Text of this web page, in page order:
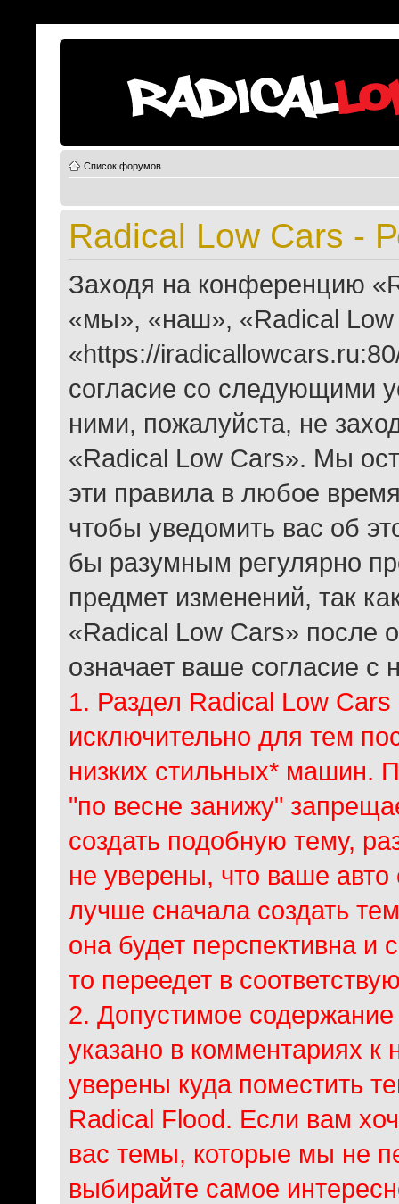
Список форумов
Radical Low Cars -
Заходя на конференцию
«мы», «наш», «Radical Low
«https://
согласие со следующими
ними, пожалуйста, не
«Radical Low Cars». Мы
эти правила в любое
чтобы уведомить вас об
бы разумным регулярно
предмет изменений, так
«Radical Low Cars» после
означает ваше согласие с
1. Раздел Radical Low
исключительно для тем
низких стильных* машин.
"по весне занижу"
создать подобную тему,
не уверены, что ваше авто
лучше сначала создать
она будет перспективна и
то переедет в
2. Допустимое
указано в комментариях
уверены куда поместить
Radical Flood. Если вам
вас темы, которые мы не
выбирайте самое